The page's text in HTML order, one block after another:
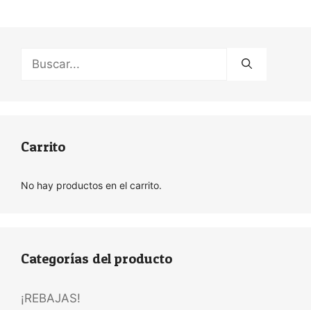
Carrito
No hay productos en el carrito.
Categorías del producto
¡REBAJAS!